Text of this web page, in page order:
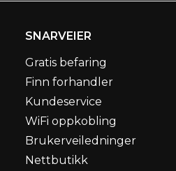
SNARVEIER
Gratis befaring
Finn forhandler
Kundeservice
WiFi oppkobling
Brukerveiledninger
Nettbutikk